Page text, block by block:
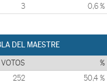
3 0,6 %
DEL MAESTRE
VOTOS %
252 50,4 %